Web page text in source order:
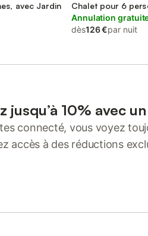
avec Jardin
Chalet pour 6
Annulation
dès126 €par nuit
jusqu’à 10% avec
connecté, vous voyez
accès à des réductions